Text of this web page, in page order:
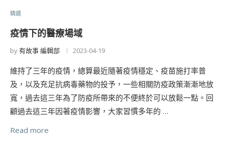
精選
疫情下的醫療場域
by有故事 編輯部 2023-04-19
維持了三年的疫情，總算最近隨著疫情穩定、疫苗施打率普
及，以及充足抗病毒藥物的投予，一些相關防疫政策漸漸地放
寬，過去這三年為了防疫所帶來的不便終於可以放鬆一點。回
顧過去這三年因著疫情影響，大家習慣多年的 …
Read more